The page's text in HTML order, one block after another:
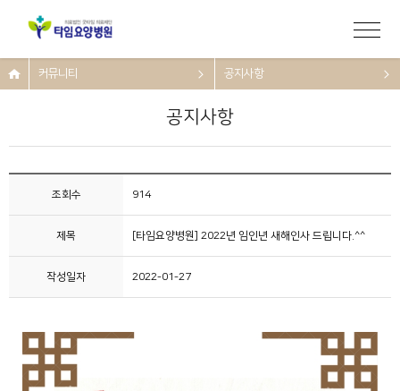
커뮤니티 공지사항
공지사항
조회수 914
제목 [타임요양병원] 2022년 임인년 새해인사 드립니다.^^
작성일자 2022-01-27